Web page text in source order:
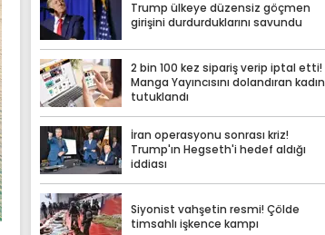
Trump ülkeye düzensiz göçmen
girişini durdurduklarını savundu
2 bin 100 kez sipariş verip iptal etti!
Manga Yayıncısını dolandıran kadın
tutuklandı
İran operasyonu sonrası kriz!
Trump'ın Hegseth'i hedef aldığı
iddiası
Siyonist vahşetin resmi! Çölde
timsahlı işkence kampı